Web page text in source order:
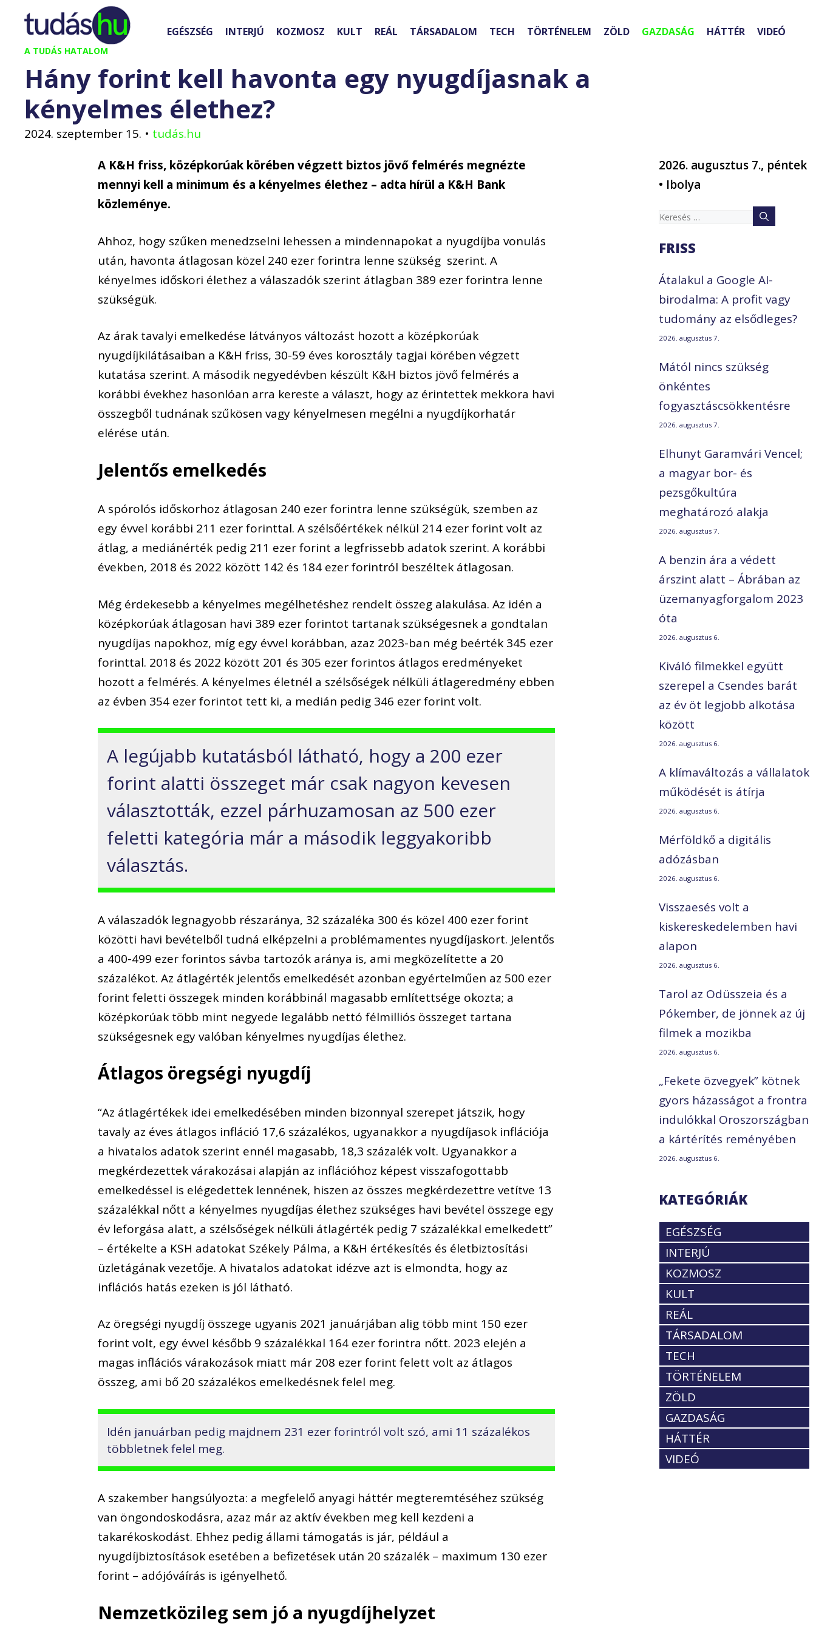
Kilépés
tartalomba
A TUDÁS HATALOM
EGÉSZSÉG INTERJÚ KOZMOSZ KULT REÁL TÁRSADALOM TECH TÖRTÉNELEM ZÖLD GAZDASÁG HÁTTÉR VIDEÓ
Hány forint kell havonta egy nyugdíjasnak a
kényelmes élethez?
2024. szeptember 15. • tudás.hu
A K&H friss, középkorúak körében végzett biztos jövő felmérés megnézte
mennyi kell a minimum és a kényelmes élethez – adta hírül a K&H Bank
közleménye.
Ahhoz, hogy szűken menedzselni lehessen a mindennapokat a nyugdíjba vonulás
után, havonta átlagosan közel 240 ezer forintra lenne szükség szerint. A
kényelmes időskori élethez a válaszadók szerint átlagban 389 ezer forintra lenne
szükségük.
Az árak tavalyi emelkedése látványos változást hozott a középkorúak
nyugdíjkilátásaiban a K&H friss, 30-59 éves korosztály tagjai körében végzett
kutatása szerint. A második negyedévben készült K&H biztos jövő felmérés a
korábbi évekhez hasonlóan arra kereste a választ, hogy az érintettek mekkora havi
összegből tudnának szűkösen vagy kényelmesen megélni a nyugdíjkorhatár
elérése után.
Jelentős emelkedés
A spórolós időskorhoz átlagosan 240 ezer forintra lenne szükségük, szemben az
egy évvel korábbi 211 ezer forinttal. A szélsőértékek nélkül 214 ezer forint volt az
átlag, a mediánérték pedig 211 ezer forint a legfrissebb adatok szerint. A korábbi
években, 2018 és 2022 között 142 és 184 ezer forintról beszéltek átlagosan.
Még érdekesebb a kényelmes megélhetéshez rendelt összeg alakulása. Az idén a
középkorúak átlagosan havi 389 ezer forintot tartanak szükségesnek a gondtalan
nyugdíjas napokhoz, míg egy évvel korábban, azaz 2023-ban még beérték 345 ezer
forinttal. 2018 és 2022 között 201 és 305 ezer forintos átlagos eredményeket
hozott a felmérés. A kényelmes életnél a szélsőségek nélküli átlageredmény ebben
az évben 354 ezer forintot tett ki, a medián pedig 346 ezer forint volt.
A legújabb kutatásból látható, hogy a 200 ezer
forint alatti összeget már csak nagyon kevesen
választották, ezzel párhuzamosan az 500 ezer
feletti kategória már a második leggyakoribb
választás.
A válaszadók legnagyobb részaránya, 32 százaléka 300 és közel 400 ezer forint
közötti havi bevételből tudná elképzelni a problémamentes nyugdíjaskort. Jelentős
a 400-499 ezer forintos sávba tartozók aránya is, ami megközelítette a 20
százalékot. Az átlagérték jelentős emelkedését azonban egyértelműen az 500 ezer
forint feletti összegek minden korábbinál magasabb említettsége okozta; a
középkorúak több mint negyede legalább nettó félmilliós összeget tartana
szükségesnek egy valóban kényelmes nyugdíjas élethez.
Átlagos öregségi nyugdíj
“Az átlagértékek idei emelkedésében minden bizonnyal szerepet játszik, hogy
tavaly az éves átlagos infláció 17,6 százalékos, ugyanakkor a nyugdíjasok inflációja
a hivatalos adatok szerint ennél magasabb, 18,3 százalék volt. Ugyanakkor a
megkérdezettek várakozásai alapján az inflációhoz képest visszafogottabb
emelkedéssel is elégedettek lennének, hiszen az összes megkérdezettre vetítve 13
százalékkal nőtt a kényelmes nyugdíjas élethez szükséges havi bevétel összege egy
év leforgása alatt, a szélsőségek nélküli átlagérték pedig 7 százalékkal emelkedett”
– értékelte a KSH adatokat Székely Pálma, a K&H értékesítés és életbiztosítási
üzletágának vezetője. A hivatalos adatokat idézve azt is elmondta, hogy az
inflációs hatás ezeken is jól látható.
Az öregségi nyugdíj összege ugyanis 2021 januárjában alig több mint 150 ezer
forint volt, egy évvel később 9 százalékkal 164 ezer forintra nőtt. 2023 elején a
magas inflációs várakozások miatt már 208 ezer forint felett volt az átlagos
összeg, ami bő 20 százalékos emelkedésnek felel meg.
Idén januárban pedig majdnem 231 ezer forintról volt szó, ami 11 százalékos
többletnek felel meg.
A szakember hangsúlyozta: a megfelelő anyagi háttér megteremtéséhez szükség
van öngondoskodásra, azaz már az aktív években meg kell kezdeni a
takarékoskodást. Ehhez pedig állami támogatás is jár, például a
nyugdíjbiztosítások esetében a befizetések után 20 százalék – maximum 130 ezer
forint – adójóváírás is igényelhető.
Nemzetközileg sem jó a nyugdíjhelyzet
2026. augusztus 7., péntek
• Ibolya
Keresés:
FRISS
Átalakul a Google AI-
birodalma: A profit vagy
tudomány az elsődleges?
2026. augusztus 7.
Mától nincs szükség
önkéntes
fogyasztáscsökkentésre
2026. augusztus 7.
Elhunyt Garamvári Vencel;
a magyar bor- és
pezsgőkultúra
meghatározó alakja
2026. augusztus 7.
A benzin ára a védett
árszint alatt – Ábrában az
üzemanyagforgalom 2023
óta
2026. augusztus 6.
Kiváló filmekkel együtt
szerepel a Csendes barát
az év öt legjobb alkotása
között
2026. augusztus 6.
A klímaváltozás a vállalatok
működését is átírja
2026. augusztus 6.
Mérföldkő a digitális
adózásban
2026. augusztus 6.
Visszaesés volt a
kiskereskedelemben havi
alapon
2026. augusztus 6.
Tarol az Odüsszeia és a
Pókember, de jönnek az új
filmek a mozikba
2026. augusztus 6.
„Fekete özvegyek” kötnek
gyors házasságot a frontra
indulókkal Oroszországban
a kártérítés reményében
2026. augusztus 6.
KATEGÓRIÁK
EGÉSZSÉG
INTERJÚ
KOZMOSZ
KULT
REÁL
TÁRSADALOM
TECH
TÖRTÉNELEM
ZÖLD
GAZDASÁG
HÁTTÉR
VIDEÓ